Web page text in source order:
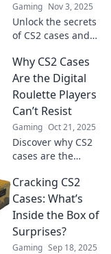
Gaming Nov 3, 2025
Unlock the secrets
of CS2 cases and
can lead you to
gaming glory!
Don't miss your
chance to level up!
Why CS2 Cases
Are the Digital
Roulette Players
Can’t Resist
Gaming Oct 21, 2025
Discover why CS2
cases are the
digital roulette
fans. Uncover the
allure, excitement,
and irresistible
chance to win big!
Cracking CS2
Cases: What’s
Inside the Box of
Surprises?
Gaming Sep 18, 2025